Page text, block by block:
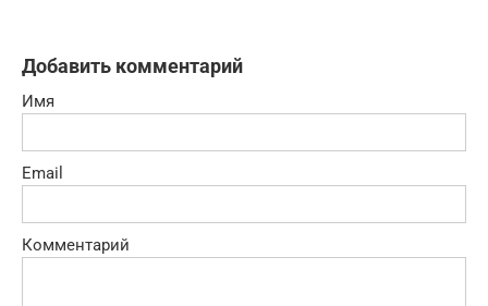
Добавить комментарий
Имя
Email
Комментарий